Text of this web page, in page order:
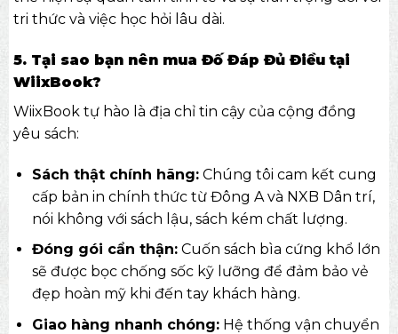
tri thức và việc học hỏi lâu dài.
5. Tại sao bạn nên mua Đố Đáp Đủ Điều tại
WiixBook?
WiixBooktự hào là địa chỉ tin cậy của cộng đồng
yêu sách:
Sách thật chính hãng:Chúng tôi cam kết cung
cấp bản in chính thức từ Đông A và NXB Dân trí,
nói không với sách lậu, sách kém chất lượng.
Đóng gói cẩn thận:Cuốn sách bìa cứng khổ lớn
sẽ được bọc chống sốc kỹ lưỡng để đảm bảo vẻ
đẹp hoàn mỹ khi đến tay khách hàng.
Giao hàng nhanh chóng:Hệ thống vận chuyển